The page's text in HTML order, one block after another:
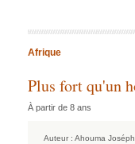
Afrique
Plus fort qu'un
À partir de 8 ans
Auteur : Ahouma